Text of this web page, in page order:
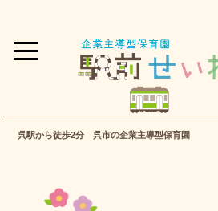
呉駅から徒歩2分 呉市の企業主導型保育園